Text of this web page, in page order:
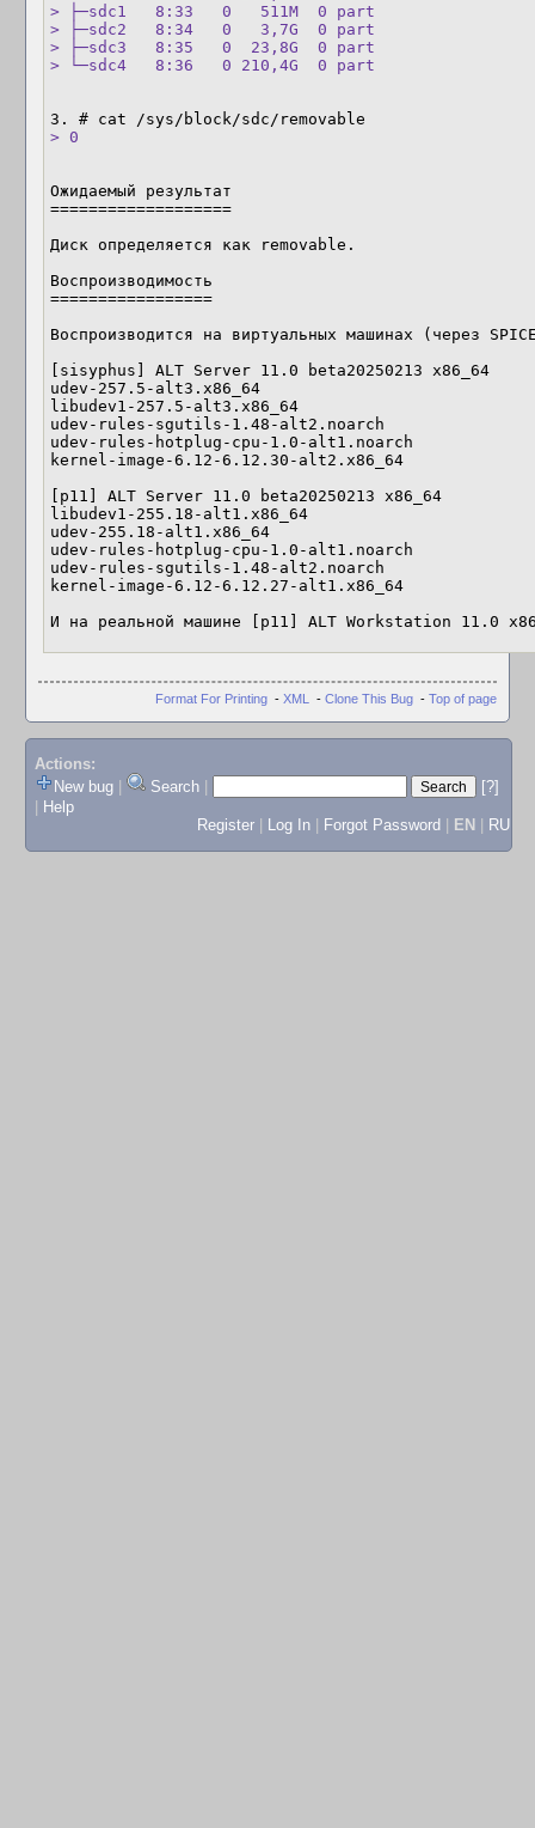
> ├─sdc1   8:33   0   511M  0 part
> ├─sdc2   8:34   0   3,7G  0 part
> ├─sdc3   8:35   0  23,8G  0 part
> └─sdc4   8:36   0 210,4G  0 part
> 0
Ожидаемый результат
===================
Диск определяется как removable.
Воспроизводимость
=================
Воспроизводится на виртуальных машинах (через
[sisyphus] ALT Server 11.0 beta20250213 x86_64
udev-257.5-alt3.x86_64
libudev1-257.5-alt3.x86_64
udev-rules-sgutils-1.48-alt2.noarch
udev-rules-hotplug-cpu-1.0-alt1.noarch
kernel-image-6.12-6.12.30-alt2.x86_64
[p11] ALT Server 11.0 beta20250213 x86_64
libudev1-255.18-alt1.x86_64
udev-255.18-alt1.x86_64
udev-rules-hotplug-cpu-1.0-alt1.noarch
udev-rules-sgutils-1.48-alt2.noarch
kernel-image-6.12-6.12.27-alt1.x86_64
И на реальной машине [p11] ALT Workstation 11.0
Format For Printing - XML - Clone This Bug - Top of page
Actions:
New bug
Search
[?]
Help
Register
Log In Forgot Password EN RU